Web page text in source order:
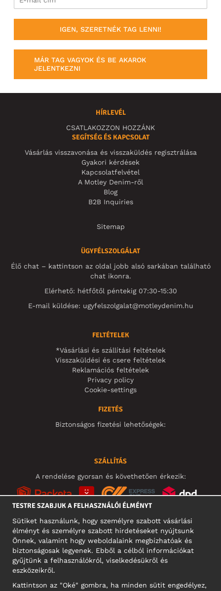
IGEN, SZERETNÉK TAG LENNI!
MÁR TAG VAGYOK ÉS BE AKAROK
JELENTKEZNI
HÍRLEVÉL
CSATLAKOZZON HOZZÁNK
SEGÍTSÉG ÉS KAPCSOLAT
Vásárlás visszavonása és visszaküldés regisztrálása
Gyakori kérdések
Kapcsolatfelvétel
A Motley Denim-ről
Blog
B2B Inquiries
Sitemap
ÜGYFÉLSZOLGÁLAT
Élő chat – kattintson az oldal jobb alsó sarkában található
chat ikonra.
Elérhető: hétfőtől péntekig 07:30-15:30
E-mail küldése: ugyfelszolgalat@motleydenim.hu
FELTÉTELEK
*Vásárlási és szállítási feltételek
Visszaküldési és csere feltételek
Reklamációs feltételek
Privacy policy
Cookie-settings
FIZETÉS
Biztonságos fizetési lehetőségek:
SZÁLLÍTÁS
A rendelése gyorsan és követhetően érkezik:
KÖZÖSSÉGI MÉDIA
Motley Denim Europe OÜ
TESTRE SZABJUK A FELHASZNÁLÓI ÉLMÉNYT
Sütiket használunk, hogy személyre szabott vásárlási
élményt és személyre szabott hirdetéseket nyújtsunk
Önnek, valamint hogy weboldalaink megbízhatóak és
biztonságosak legyenek. Ebből a célból információkat
gyűjtünk a felhasználókról, viselkedésükről és
eszközeikről.
Kattintson az "Oké" gombra, ha minden sütit engedélyez,